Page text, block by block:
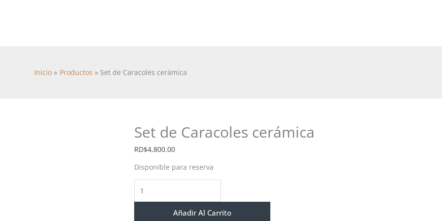
Inicio Productos Set de Caracoles cerámica
Set de Caracoles cerámica
RD$4,800.00
Disponible para reserva
Añadir Al Carrito